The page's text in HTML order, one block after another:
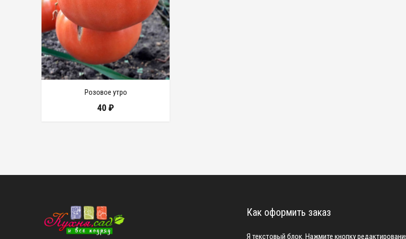
Розовое утро
40₽
Как оформить заказ
Я текстовый блок. Нажмите кнопку